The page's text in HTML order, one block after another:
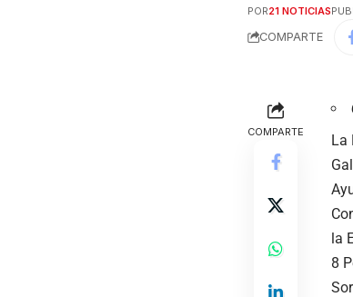
POR21 NOTICIAS
COMPARTE
COMPARTE
La
la
8